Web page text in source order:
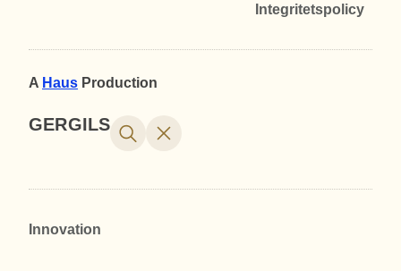
Integritetspolicy
A Haus Production
GERGILS
Innovation